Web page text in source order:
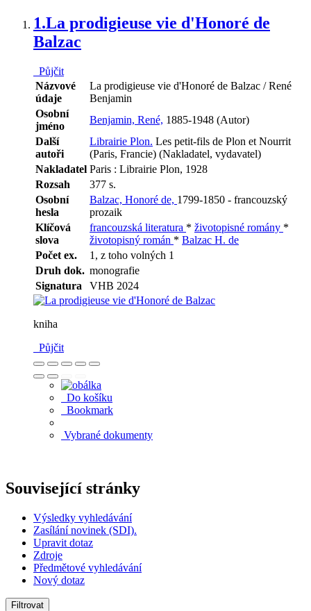
1.La prodigieuse vie d'Honoré de
Balzac
Půjčit
Názvové
údaje
La prodigieuse vie d'Honoré de Balzac / René
Benjamin
Osobní
jméno
Benjamin, René, 1885-1948 (Autor)
Další
autoři
Librairie Plon. Les petit-fils de Plon et Nourrit
(Paris, Francie) (Nakladatel, vydavatel)
Nakladatel Paris : Librairie Plon, 1928
Rozsah
377 s.
Osobní
hesla
Balzac, Honoré de, 1799-1850 - francouzský
prozaik
Klíčová
slova
francouzská literatura * životopisné romány *
životopisný román * Balzac H. de
Počet ex.
1, z toho volných 1
Druh dok. monografie
Signatura
VHB 2024
kniha
Půjčit
Do košíku
Bookmark
Vybrané dokumenty
Související stránky
Výsledky vyhledávání
Zasílání novinek (SDI).
Upravit dotaz
Zdroje
Předmětové vyhledávání
Nový dotaz
Filtrovat